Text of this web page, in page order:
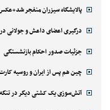
پالایشگاه سیزران منفجر
درگیری اعضای داعش و جولانی
جزئیات صدور احکام بازنشستگی
چین هم پس از ایران و روسیه
آتش‌سوزی یک کشتی دیگر در